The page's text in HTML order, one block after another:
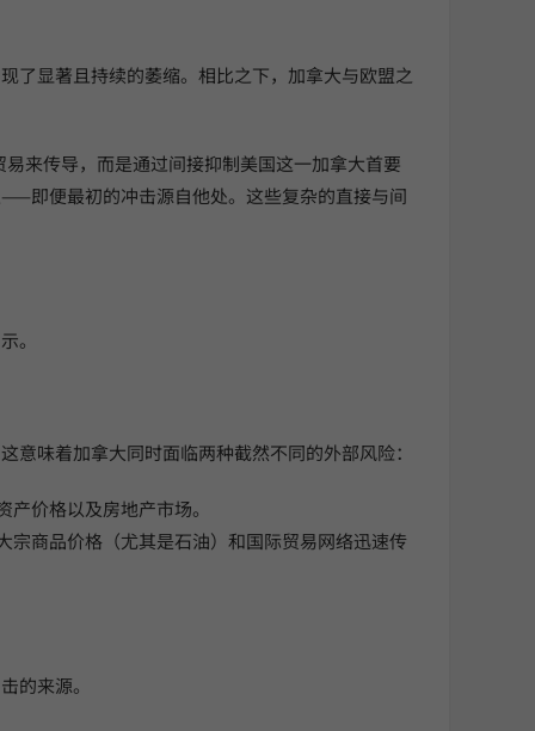
了显著且持续的萎缩。相比之下，加拿大与欧盟之
来传导，而是通过间接抑制美国这一加拿大首要
即便最初的冲击源自他处。这些复杂的直接与间
。
味着加拿大同时面临两种截然不同的外部风险：
价格以及房地产市场。
商品价格（尤其是石油）和国际贸易网络迅速传
的来源。